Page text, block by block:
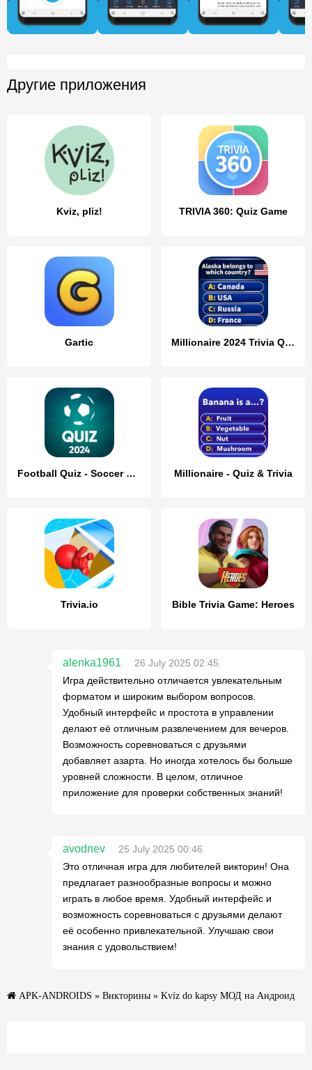
Другие приложения
Kviz, pliz! TRIVIA 360: Quiz Game
Gartic Millionaire 2024 Trivia Quiz
Football Quiz - Soccer Trivia Millionaire - Quiz & Trivia
Trivia.io Bible Trivia Game: Heroes
alenka1961
26 July 2025 02:45
Игра действительно отличается увлекательным
форматом и широким выбором вопросов.
Удобный интерфейс и простота в управлении
делают её отличным развлечением для вечеров.
Возможность соревноваться с друзьями
добавляет азарта. Но иногда хотелось бы больше
уровней сложности. В целом, отличное
приложение для проверки собственных знаний!
avodnev
25 July 2025 00:46
Это отличная игра для любителей викторин! Она
предлагает разнообразные вопросы и можно
играть в любое время. Удобный интерфейс и
возможность соревноваться с друзьями делают
её особенно привлекательной. Улучшаю свои
знания с удовольствием!
APK-ANDROIDS » Викторины » Kvíz do kapsy МОД на Андроид